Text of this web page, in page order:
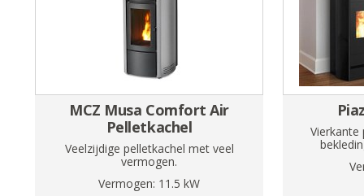
MCZ Musa Comfort Air
Pelletkachel
Veelzijdige pelletkachel met veel
vermogen.
Vermogen: 11.5 kW
Vierkante